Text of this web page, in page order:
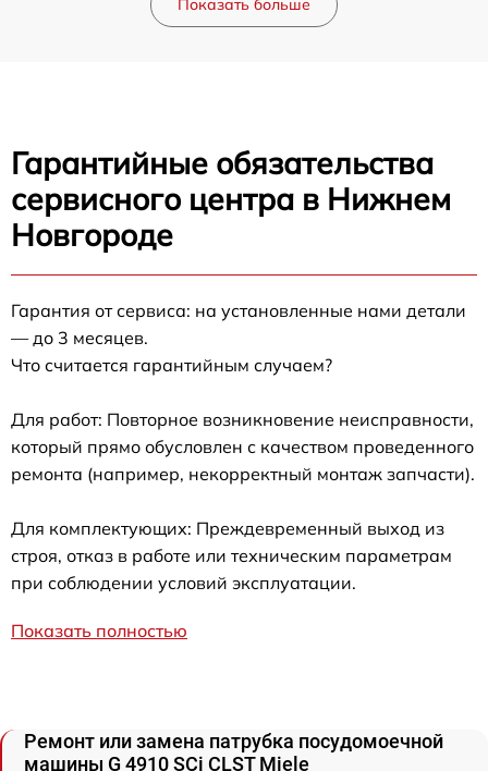
Показать больше
Гарантийные обязательства
сервисного центра в Нижнем
Новгороде
Гарантия от сервиса: на установленные нами детали
— до 3 месяцев.
Что считается гарантийным случаем?
Для работ: Повторное возникновение неисправности,
который прямо обусловлен с качеством проведенного
ремонта (например, некорректный монтаж запчасти).
Для комплектующих: Преждевременный выход из
строя, отказ в работе или техническим параметрам
при соблюдении условий эксплуатации.
Показать полностью
Ремонт или замена патрубка посудомоечной
машины G 4910 SCi CLST Miele